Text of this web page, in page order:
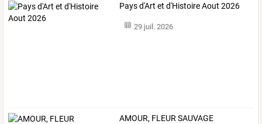
Pays d'Art et d'Histoire Aout 2026
29 juil. 2026
AMOUR, FLEUR SAUVAGE